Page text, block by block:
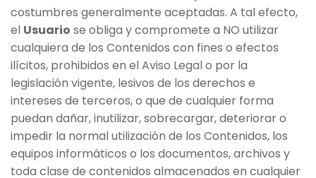
costumbres generalmente aceptadas. A tal efecto,
el Usuario se obliga y compromete a NO utilizar
cualquiera de los Contenidos con fines o efectos
ilícitos, prohibidos en el Aviso Legal o por la
legislación vigente, lesivos de los derechos e
intereses de terceros, o que de cualquier forma
puedan dañar, inutilizar, sobrecargar, deteriorar o
impedir la normal utilización de los Contenidos, los
equipos informáticos o los documentos, archivos y
toda clase de contenidos almacenados en cualquier